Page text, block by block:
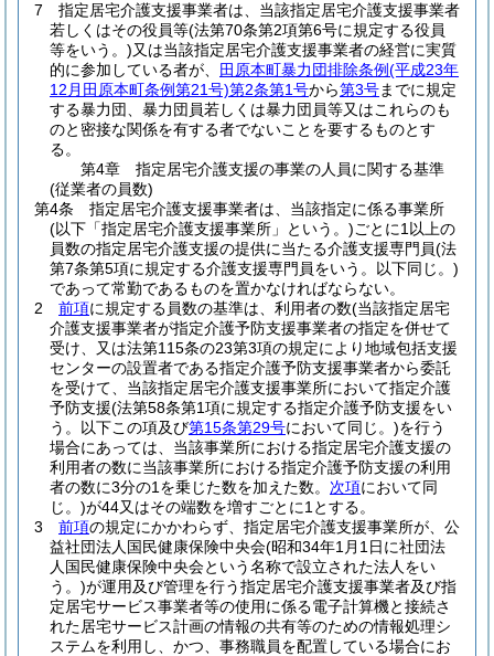
7
指定居宅介護支援事業者は、当該指定居宅介護支援事業者
若しくはその役員等(法第70条第2項第6号に規定する役員
等をいう。)又は当該指定居宅介護支援事業者の経営に実質
的に参加している者が、
田原本町暴力団排除条例(平成23年
12月田原本町条例第21号)第2条第1号から第3号までに規定
する暴力団、暴力団員若しくは暴力団員等又はこれらのも
のと密接な関係を有する者でないことを要するものとす
る。
第4章
指定居宅介護支援の事業の人員に関する基準
(従業者の員数)
第4条
指定居宅介護支援事業者は、当該指定に係る事業所
(以下「指定居宅介護支援事業所」という。)ごとに1以上の
員数の指定居宅介護支援の提供に当たる介護支援専門員(法
第7条第5項に規定する介護支援専門員をいう。以下同じ。)
であって常勤であるものを置かなければならない。
2
前項に規定する員数の基準は、利用者の数(当該指定居宅
介護支援事業者が指定介護予防支援事業者の指定を併せて
受け、又は法第115条の23第3項の規定により地域包括支援
センターの設置者である指定介護予防支援事業者から委託
を受けて、当該指定居宅介護支援事業所において指定介護
予防支援(法第58条第1項に規定する指定介護予防支援をい
う。以下この項及び第15条第29号において同じ。)を行う
場合にあっては、当該事業所における指定居宅介護支援の
利用者の数に当該事業所における指定介護予防支援の利用
者の数に3分の1を乗じた数を加えた数。 次項において同
じ。)が44又はその端数を増すごとに1とする。
3
前項の規定にかかわらず、指定居宅介護支援事業所が、公
益社団法人国民健康保険中央会(昭和34年1月1日に社団法
人国民健康保険中央会という名称で設立された法人をい
う。)が運用及び管理を行う指定居宅介護支援事業者及び指
定居宅サービス事業者等の使用に係る電子計算機と接続さ
れた居宅サービス計画の情報の共有等のための情報処理シ
ステムを利用し、かつ、事務職員を配置している場合にお